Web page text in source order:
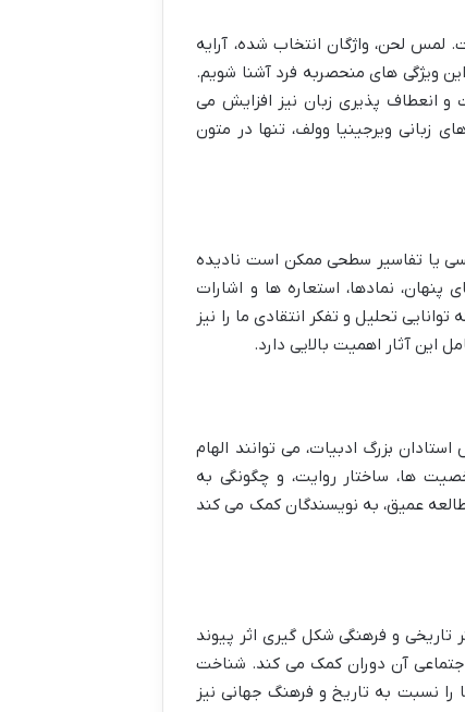
لحن، واژگان انتخاب شده، آرایه
ویژگی های منحصربه فرد آشنا شویم.
و انعطاف پذیری زبان نیز افزایش می
زبانی ویرجینیا وولف، تنها در متون
یا تفاسیر سطحی ممکن است نادیده
نمادها، استعاره ها و اشارات
تحلیل و تفکر انتقادی ما را نیز
این آثار اهمیت بالایی دارد.
بزرگ ادبیات، می توانند الهام
ها، ساختار روایت، و چگونگی به
عمیق، به نویسندگان کمک می کند
و فرهنگی شکل گیری اثر پیوند
آن دوران کمک می کند. شناخت
را نسبت به تاریخ و فرهنگ جهانی نیز